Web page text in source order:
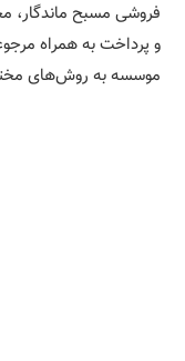
فروشی مسبح ماندگار،
و پرداخت به همراه
موسسه به روش‌های